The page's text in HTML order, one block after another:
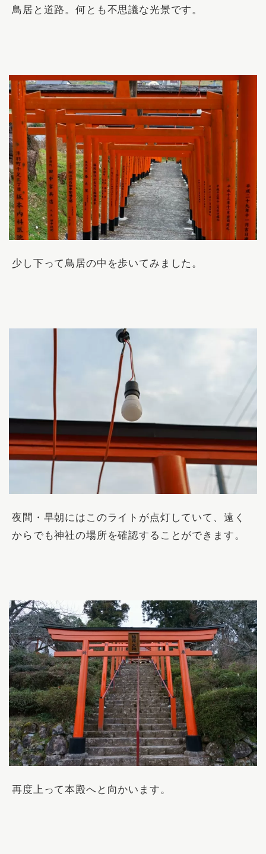
鳥居と道路。何とも不思議な光景です。
少し下って鳥居の中を歩いてみました。
夜間・早朝にはこのライトが点灯していて、遠く
からでも神社の場所を確認することができます。
再度上って本殿へと向かいます。